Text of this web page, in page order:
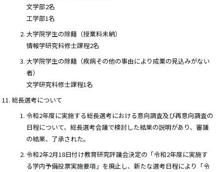
文学部2名
工学部1名
大学院学生の除籍（授業料未納）
情報学研究科修士課程2名
大学院学生の除籍（疾病その他の事由により成業の見込みがない
者）
文学研究科修士課程1名
総長選考について
令和2年度に実施する総長選考における意向調査及び再意向調査の
日程について、総長選考会議で検討した結果の説明があり、審議
の結果、了承された。
令和2年2月18日付け教育研究評議会決定の「令和2年度に実施す
る学内予備投票実施要項」を廃止し、新たな選考日程により「令